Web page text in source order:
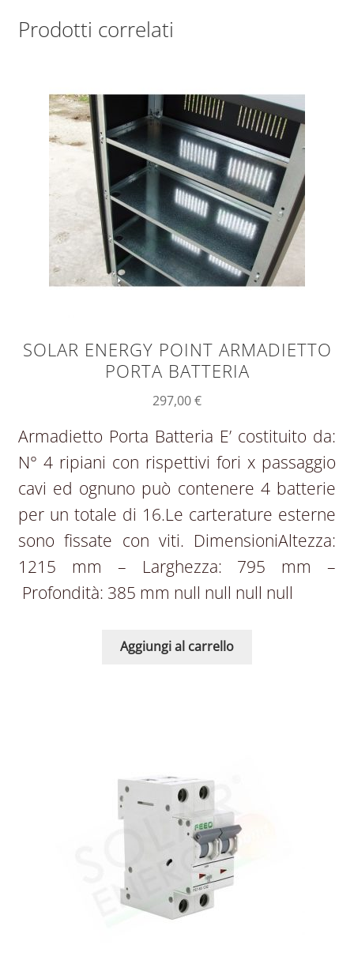
Prodotti correlati
SOLAR ENERGY POINT ARMADIETTO
PORTA BATTERIA
297,00€
Armadietto Porta Batteria E’ costituito da:
N° 4 ripiani con rispettivi fori x passaggio
cavi ed ognuno può contenere 4 batterie
per un totale di 16.Le carterature esterne
sono fissate con viti. DimensioniAltezza:
1215 mm – Larghezza: 795 mm –
Profondità: 385 mm null null null null
Aggiungi al carrello